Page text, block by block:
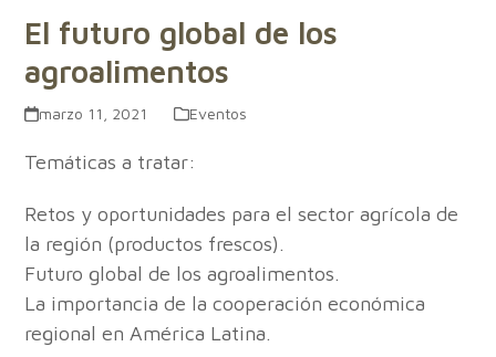
El futuro global de los
agroalimentos
marzo 11, 2021 Eventos
Temáticas a tratar:
Retos y oportunidades para el sector agrícola de
la región (productos frescos).
Futuro global de los agroalimentos.
La importancia de la cooperación económica
regional en América Latina.